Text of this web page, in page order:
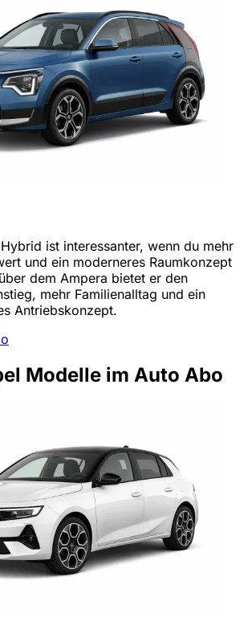
ist interessanter, wenn du mehr
und ein moderneres Raumkonzept
dem Ampera bietet er den
mehr Familienalltag und ein
Antriebskonzept.
Modelle im Auto Abo